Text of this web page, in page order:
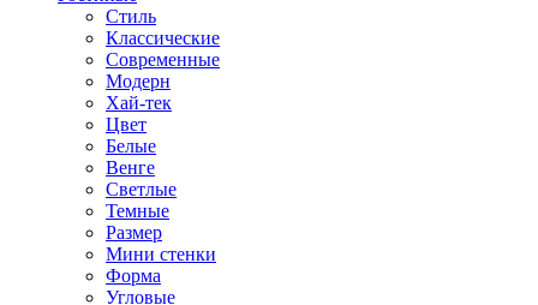
Стиль
Классические
Современные
Модерн
Хай-тек
Цвет
Белые
Венге
Светлые
Темные
Размер
Мини стенки
Форма
Угловые